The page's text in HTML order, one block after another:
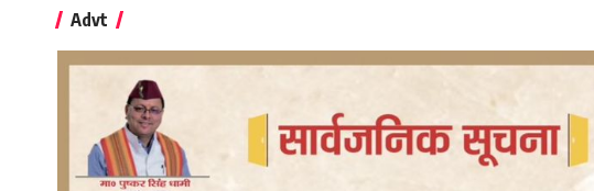
Advt